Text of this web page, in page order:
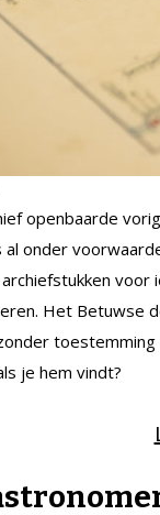
openbaarde
onder
Het Betuwse
je hem vindt?